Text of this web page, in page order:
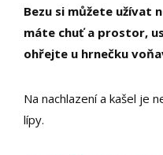
Bezu si můžete užívat
máte chuť a prostor,
ohřejte u hrnečku
Na nachlazení a kašel je
lípy.